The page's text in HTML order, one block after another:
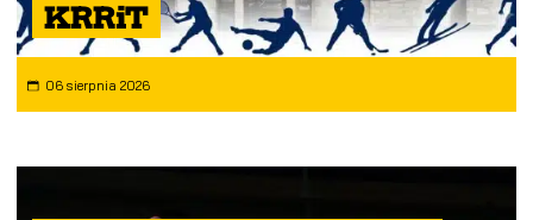
KRRiT
06 sierpnia 2026